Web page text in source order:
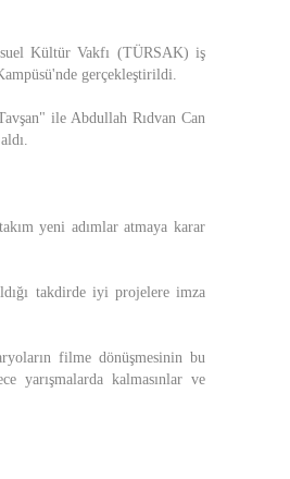
Kültür Vakfı (TÜRSAK) iş
gerçekleştirildi.
ile Abdullah Rıdvan Can
yeni adımlar atmaya karar
takdirde iyi projelere imza
filme dönüşmesinin bu
yarışmalarda kalmasınlar ve